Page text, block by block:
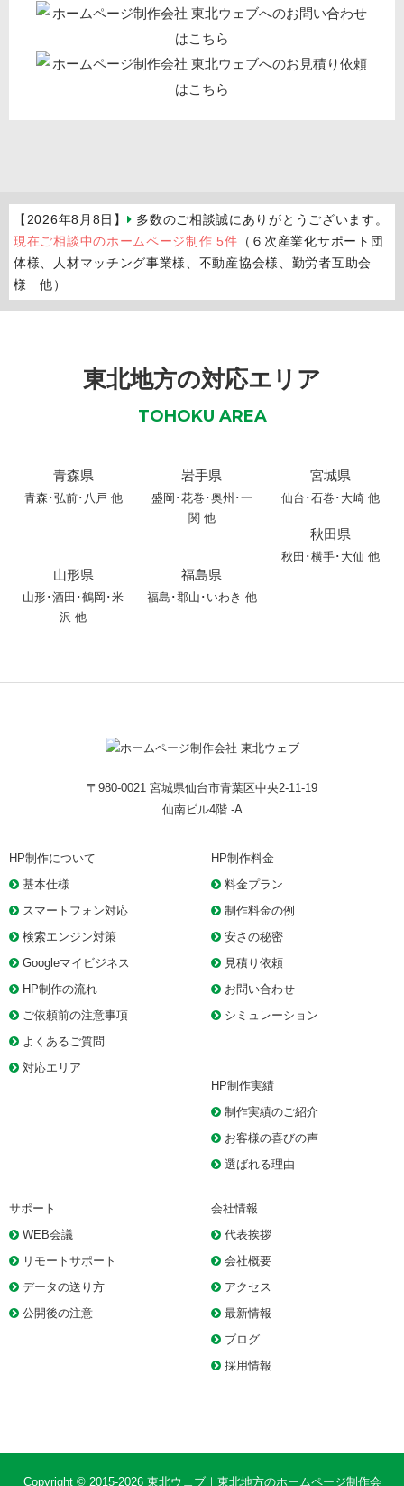
【2026年8月8日】
多数のご相談誠にありがとうございます。
現在ご相談中のホームページ制作 5件 （６次産業化サポート団
体様、人材マッチング事業様、不動産協会様、勤労者互助会
様 他）
東北地方の対応エリア
TOHOKU AREA
青森県
青森 ･弘前･ 八戸 他
岩手県
盛岡 ･花巻 ･奥州 ･一
関 他
宮城県
仙台･石巻･大崎 他
秋田県
秋田 ･横手･ 大仙 他
山形県
山形･酒田 ･鶴岡 ･米
沢 他
福島県
福島･郡山･いわき 他
〒980-0021 宮城県仙台市青葉区中央2-11-19
仙南ビル4階 -A
HP制作について
基本仕様
スマートフォン対応
検索エンジン対策
Googleマイビジネス
HP制作の流れ
ご依頼前の注意事項
よくあるご質問
対応エリア
HP制作料金
料金プラン
制作料金の例
安さの秘密
見積り依頼
お問い合わせ
シミュレーション
HP制作実績
制作実績のご紹介
お客様の喜びの声
選ばれる理由
サポート
WEB会議
リモートサポート
データの送り方
公開後の注意
会社情報
代表挨拶
会社概要
アクセス
最新情報
ブログ
採用情報
Copyright © 2015-2026 東北ウェブ｜東北地方のホームページ制作会